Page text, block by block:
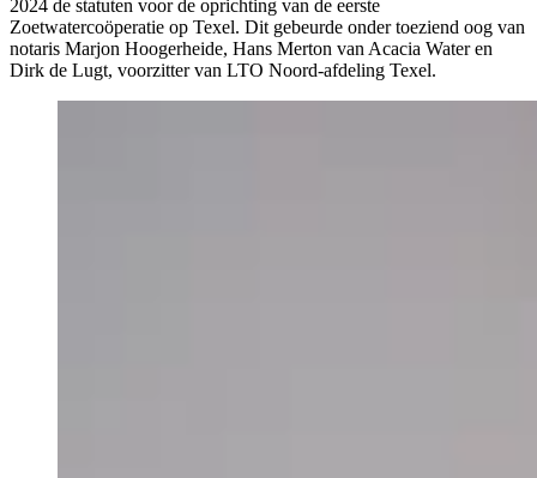
2024 de statuten voor de oprichting van de eerste
Zoetwatercoöperatie op Texel. Dit gebeurde onder toeziend oog van
notaris Marjon Hoogerheide, Hans Merton van Acacia Water en
Dirk de Lugt, voorzitter van LTO Noord-afdeling Texel.